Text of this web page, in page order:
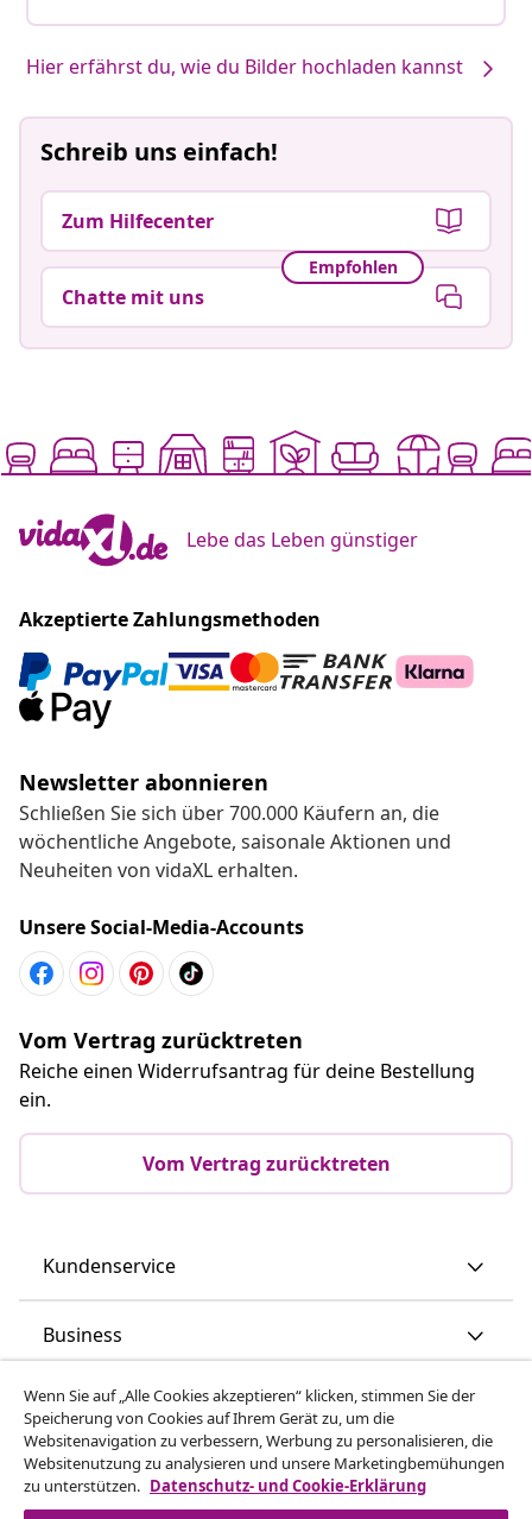
Hier erfährst du, wie du Bilder hochladen kannst
Schreib uns einfach!
Zum Hilfecenter
Empfohlen
Chatte mit uns
Lebe das Leben günstiger
Akzeptierte Zahlungsmethoden
Newsletter abonnieren
Schließen Sie sich über 700.000 Käufern an, die
wöchentliche Angebote, saisonale Aktionen und
Neuheiten von vidaXL erhalten.
Unsere Social-Media-Accounts
Vom Vertrag zurücktreten
Reiche einen Widerrufsantrag für deine Bestellung
ein.
Vom Vertrag zurücktreten
Kundenservice
Business
vidaXL
Mehr entdecken
Wenn Sie auf „Alle Cookies akzeptieren“ klicken, stimmen Sie der
Speicherung von Cookies auf Ihrem Gerät zu, um die
Websitenavigation zu verbessern, Werbung zu personalisieren, die
Websitenutzung zu analysieren und unsere Marketingbemühungen
zu unterstützen. Datenschutz- und Cookie-Erklärung